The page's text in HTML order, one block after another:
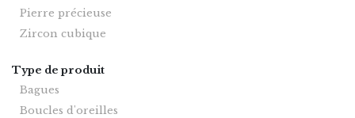
Pierre précieuse
Zircon cubique
Type de produit
Bagues
Boucles d'oreilles